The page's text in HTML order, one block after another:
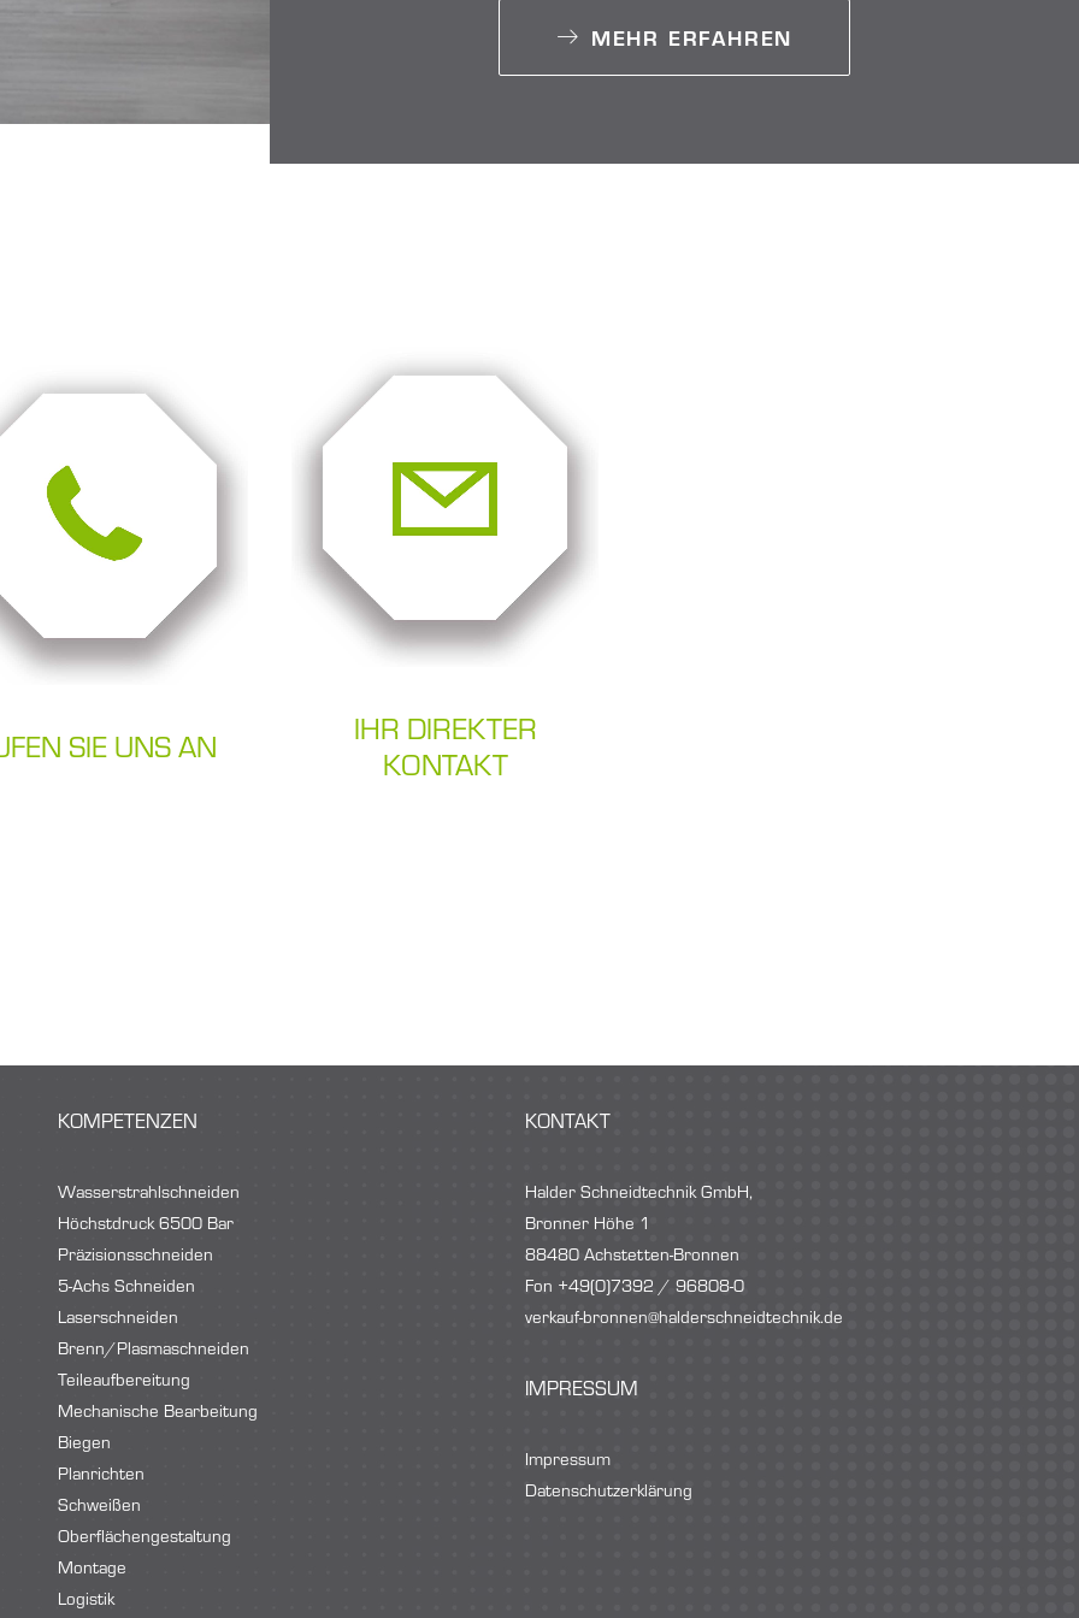
MEHR ERFAHREN
SIE UNS AN
IHR DIREKTER
KONTAKT
KOMPETENZEN
Wasserstrahlschneiden
Höchstdruck 6500 Bar
Präzisionsschneiden
5-Achs Schneiden
Laserschneiden
Brenn/Plasmaschneiden
Teileaufbereitung
Mechanische Bearbeitung
Biegen
Planrichten
Schweißen
Oberflächengestaltung
Montage
Logistik
KONTAKT
Halder Schneidtechnik GmbH,
Bronner Höhe 1
88480 Achstetten-Bronnen
Fon +49(0)7392 / 96808-0
verkauf-bronnen@halderschneidtechnik.de
IMPRESSUM
Impressum
Datenschutzerklärung